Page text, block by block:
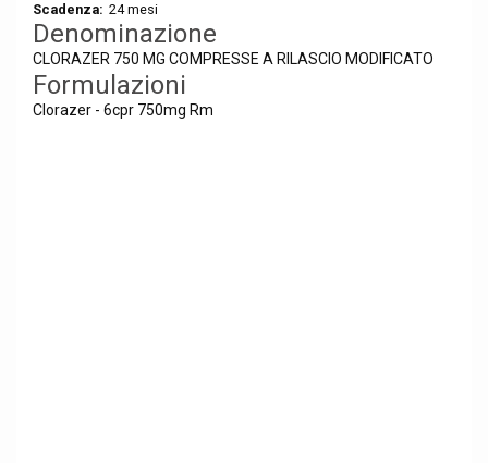
Scadenza: 24 mesi
Denominazione
CLORAZER 750 MG COMPRESSE A RILASCIO MODIFICATO
Formulazioni
Clorazer - 6cpr 750mg Rm